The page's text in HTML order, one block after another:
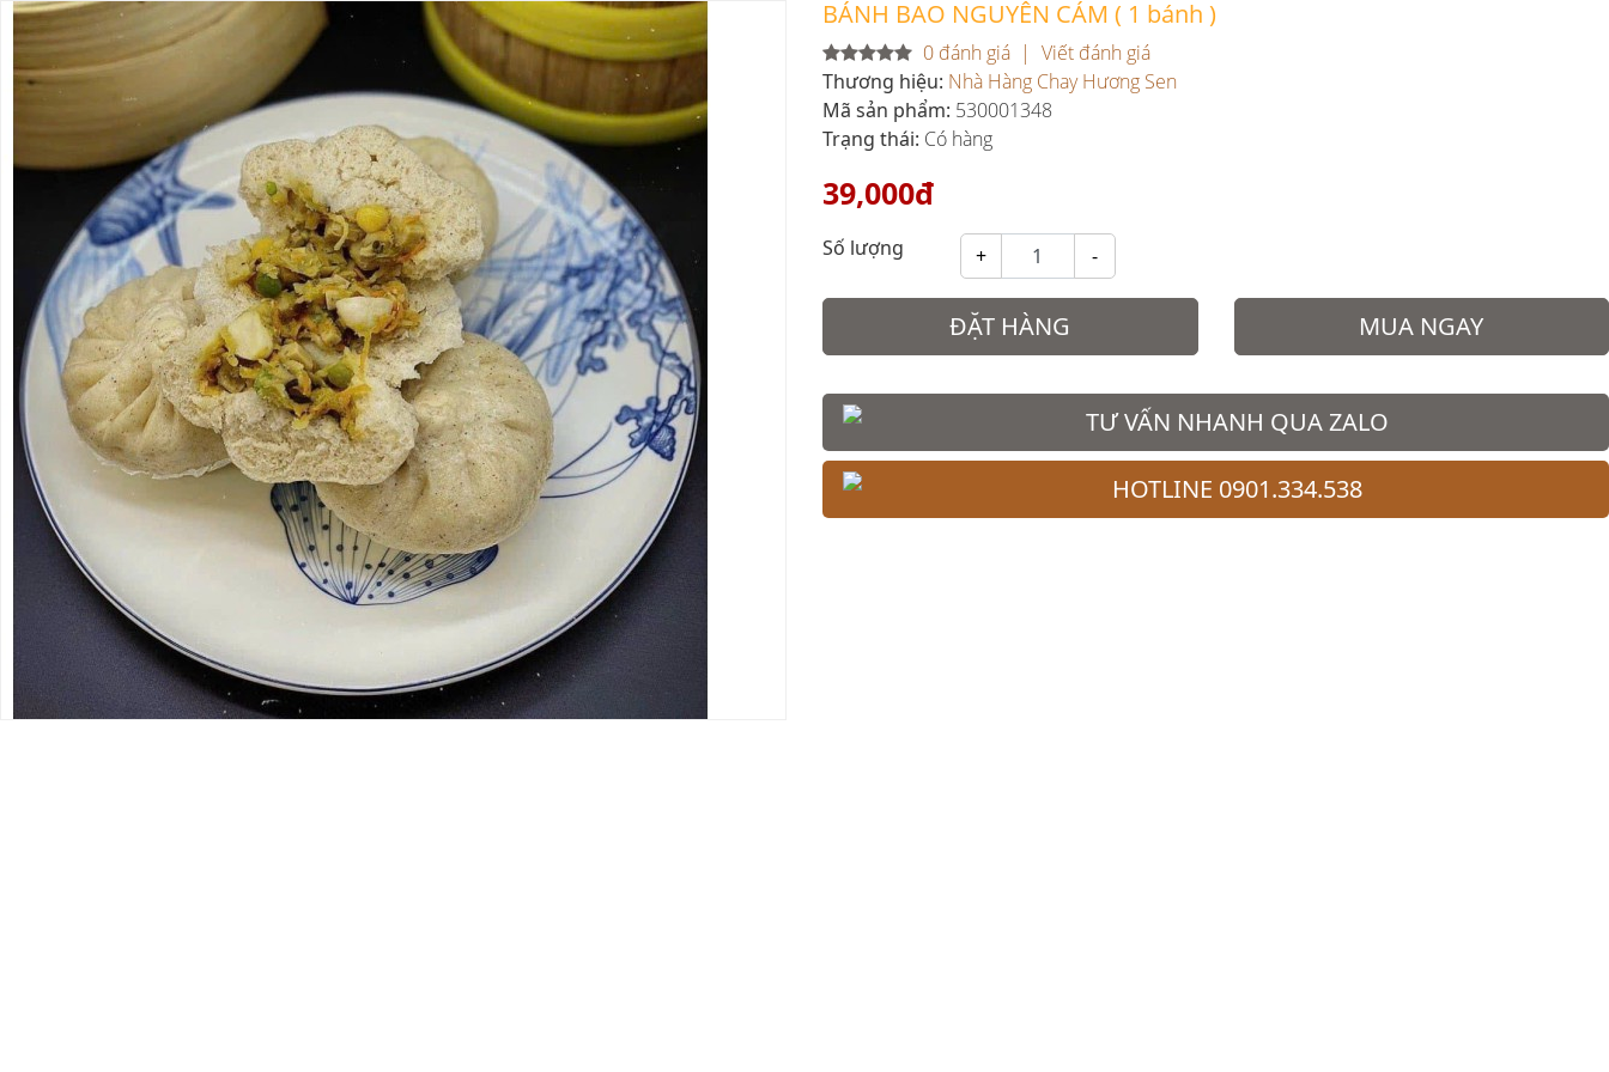
BÁNH BAO NGUYÊN CÁM ( 1 bánh )
0 đánh giá
Viết đánh giá
Thương hiệu: Nhà Hàng Chay Hương Sen
Mã sản phẩm: 530001348
Trạng thái: Có hàng
39,000đ
Số lượng + -
ĐẶT HÀNG MUA NGAY
TƯ VẤN NHANH QUA ZALO
HOTLINE 0901.334.538